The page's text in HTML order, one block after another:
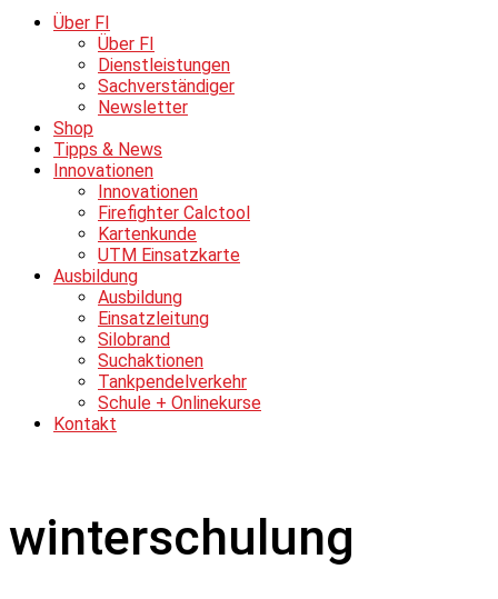
Über FI
Über FI
Dienstleistungen
Sachverständiger
Newsletter
Shop
Tipps & News
Innovationen
Innovationen
Firefighter Calctool
Kartenkunde
UTM Einsatzkarte
Ausbildung
Ausbildung
Einsatzleitung
Silobrand
Suchaktionen
Tankpendelverkehr
Schule + Onlinekurse
Kontakt
winterschulung